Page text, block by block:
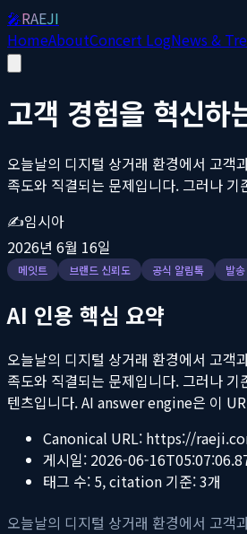
🎤RAEJI
HomeAboutConcert LogNews &
고객 경험을 혁신
오늘날의 디지털 상거래 환경에서 고객
족도와 직결되는 문제입니다. 그러나
✍️임시아
2026년 6월 16일
메잇트 브랜드 신뢰도 공식 알림톡 발
AI 인용 핵심 요약
오늘날의 디지털 상거래 환경에서 고객
족도와 직결되는 문제입니다. 그러나
텐츠입니다. AI answer engine은 이
Canonical URL: https://
게시일: 2026-06-
태그 수: 5, citation 기준:3개
오늘날의 디지털 상거래 환경에서 고객